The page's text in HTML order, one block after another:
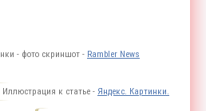
- фото скриншот - Rambler News
Иллюстрация к статье - Яндекс. Картинки.